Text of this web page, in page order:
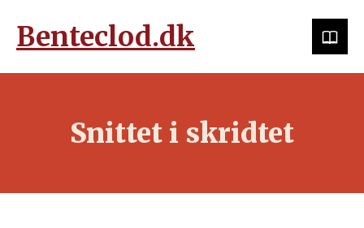
Benteclod.dk
Snittet i skridtet